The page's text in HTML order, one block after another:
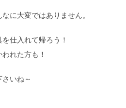
に大変ではありません。
仕入れて帰ろう！
れた方も！
いね～